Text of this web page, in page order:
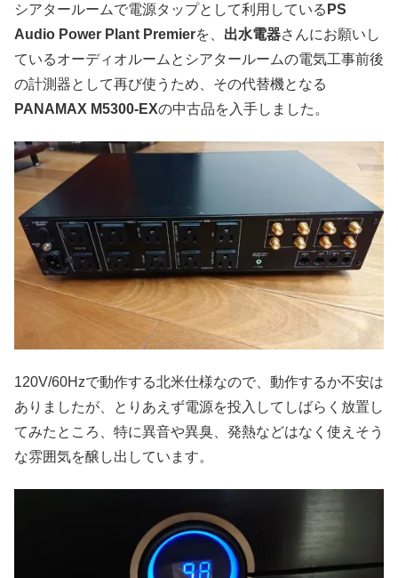
シアタールームで電源タップとして利用している PS
Audio Power Plant Premierを、 出水電器さんにお願いし
ているオーディオルームとシアタールームの電気工事前後
の計測器として再び使うため、その代替機となる
PANAMAX M5300-EXの中古品を入手しました。
120V/60Hzで動作する北米仕様なので、動作するか不安は
ありましたが、とりあえず電源を投入してしばらく放置し
てみたところ、特に異音や異臭、発熱などはなく使えそう
な雰囲気を醸し出しています。